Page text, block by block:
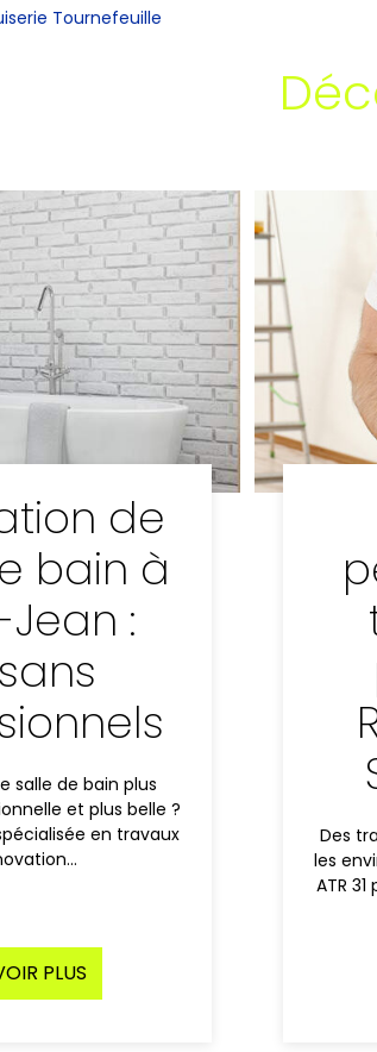
Tournefeuille
de
bain à
:
salle de bain plus
et plus belle ?
en travaux
PLUS
Des
les
ATR